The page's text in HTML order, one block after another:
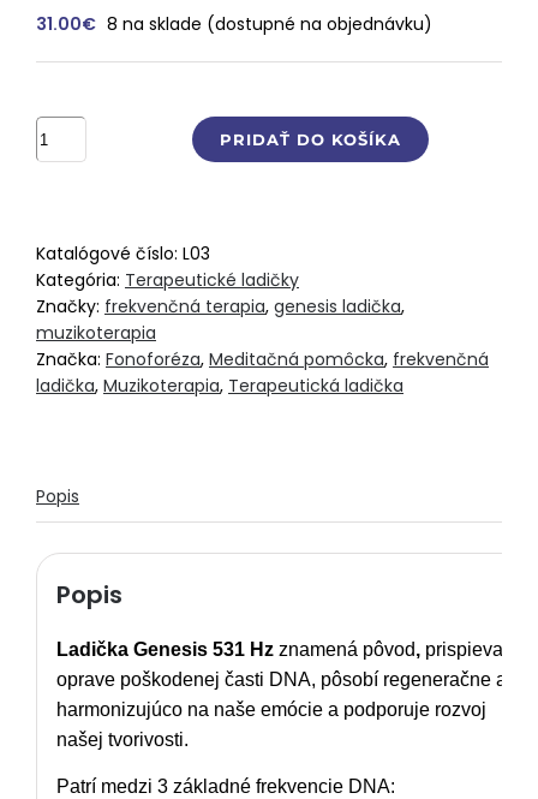
31.00€ 8 na sklade (dostupné na objednávku)
množstvo
Ladička
PRIDAŤ DO KOŠÍKA
Katalógové číslo: L03
Kategória: Terapeutické ladičky
Značky: frekvenčná terapia, genesis ladička,
muzikoterapia
Značka: Fonoforéza, Meditačná pomôcka, frekvenčná
ladička, Muzikoterapia, Terapeutická ladička
Popis
Popis
Ladička Genesis 531 Hzznamená pôvod,prispieva k
oprave poškodenej časti DNA, pôsobí regeneračne a
harmonizujúco na naše emócie a podporuje rozvoj
našej tvorivosti.
Patrí medzi 3 základné frekvencie DNA: